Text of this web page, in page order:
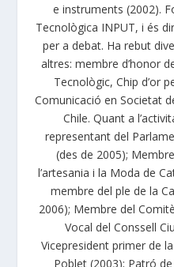
e instruments (2002).
Tecnològica INPUT, i és
per a debat. Ha rebut
altres: membre d’honor
Tecnològic, Chip d’or
Comunicació en Societat
Chile. Quant a
representant del
(des de 2005);
l’artesania i la Moda de
membre del ple de la
2006); Membre del
Vocal del Conssell
Vicepresident primer de
Poblet (2003); Patró